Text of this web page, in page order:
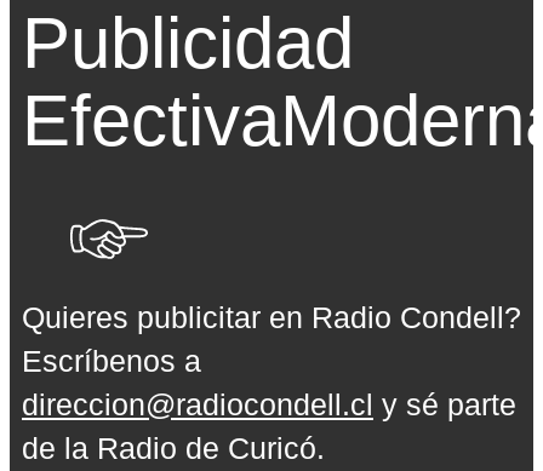
Publicidad
Efectiva
Quieres publicitar en Radio Condell?
Escríbenos a
direccion@radiocondell.cl y sé parte
de la Radio de Curicó.